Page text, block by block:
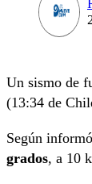
Un sismo de
(13:34 de
Según
grados, a 10